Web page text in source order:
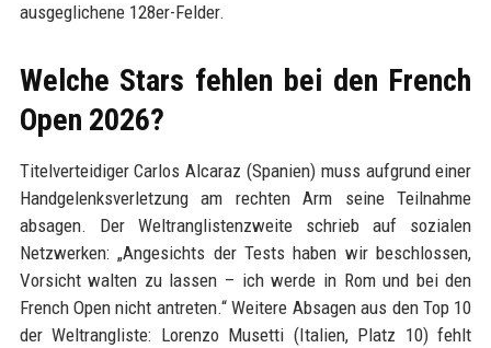
ausgeglichene 128er-Felder.
Welche Stars fehlen bei den French
Open 2026?
Titelverteidiger Carlos Alcaraz (Spanien) muss aufgrund einer
Handgelenksverletzung am rechten Arm seine Teilnahme
absagen. Der Weltranglistenzweite schrieb auf sozialen
Netzwerken: „Angesichts der Tests haben wir beschlossen,
Vorsicht walten zu lassen – ich werde in Rom und bei den
French Open nicht antreten.“ Weitere Absagen aus den Top 10
der Weltrangliste: Lorenzo Musetti (Italien, Platz 10) fehlt